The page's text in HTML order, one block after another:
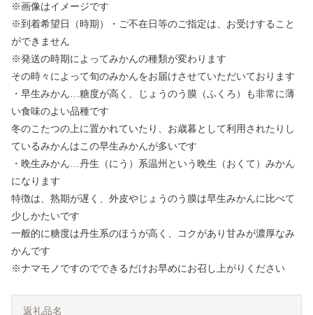
※画像はイメージです
※到着希望日（時期）・ご不在日等のご指定は、お受けすること
ができません
※発送の時期によってみかんの種類が変わります
その時々によって旬のみかんをお届けさせていただいております
・早生みかん…糖度が高く、じょうのう膜（ふくろ）も非常に薄
い食味のよい品種です
冬のこたつの上に置かれていたり、お歳暮として利用されたりし
ているみかんはこの早生みかんが多いです
・晩生みかん…丹生（にう）系温州という晩生（おくて）みかん
になります
特徴は、熟期が遅く、外皮やじょうのう膜は早生みかんに比べて
少しかたいです
一般的に糖度は丹生系のほうが高く、コクがあり甘みが濃厚なみ
かんです
※ナマモノですのでできるだけお早めにお召し上がりください
返礼品名